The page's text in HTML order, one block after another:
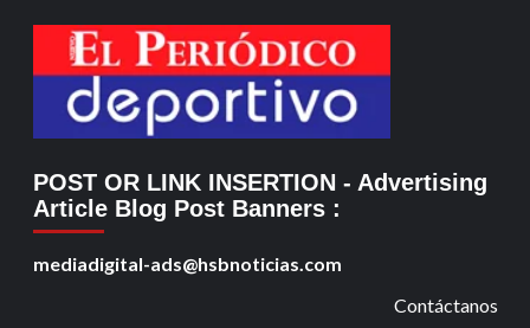
POST OR LINK INSERTION - Advertising
Article Blog Post Banners :
mediadigital-ads@hsbnoticias.com
Contáctanos